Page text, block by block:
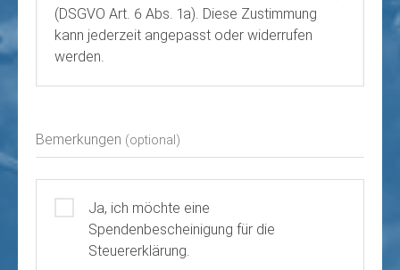
(DSGVO Art. 6 Abs. 1a). Diese Zustimmung
kann jederzeit angepasst oder widerrufen
werden.
Bemerkungen (optional)
Ja, ich möchte eine
Spendenbescheinigung für die
Steuererklärung.